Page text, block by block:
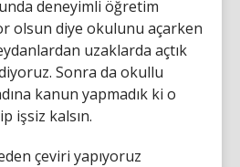
deneyimli öğretim
olsun diye okulunu açarken
uzaklarda açtık
Sonra da okullu
kanun yapmadık ki o
işsiz kalsın.
çeviri yapıyoruz